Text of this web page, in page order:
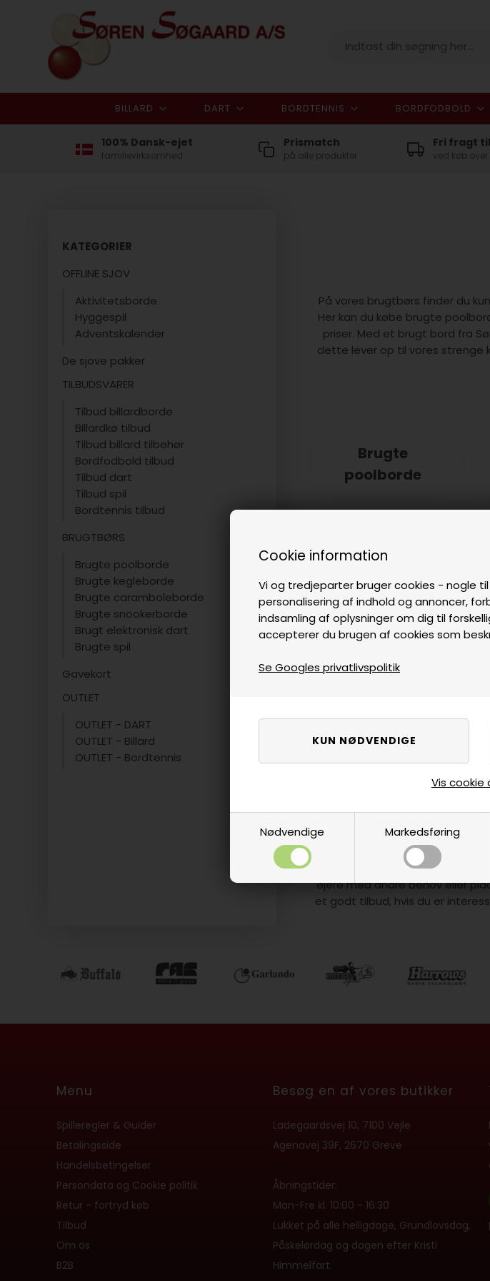
Cookie information
Vi og tredjeparter bruger cookies - nogle
personalisering af indhold og annoncer,
indsamling af oplysninger om dig til
accepterer du brugen af cookies som
Se Googles privatlivspolitik
Nødvendige Markedsføring
Vis cookie
BILLARD DART BORDTENNIS BORDFODBOLD
100% Dansk-ejet
familievirksomhed
Prismatch
på alle produkter
Fri fragt
ved køb over
KATEGORIER
OFFLINE SJOV
Aktivitetsborde
Hyggespil
Adventskalender
De sjove pakker
TILBUDSVARER
Tilbud billardborde
Billardkø tilbud
Tilbud billard tilbehør
Bordfodbold tilbud
Tilbud dart
Tilbud spil
Bordtennis tilbud
BRUGTBØRS
Brugte poolborde
Brugte kegleborde
Brugte caramboleborde
Brugte snookerborde
Brugt elektronisk dart
Brugte spil
Gavekort
OUTLET
OUTLET - DART
OUTLET - Billard
OUTLET - Bordtennis
På vores brugtbørs finder du
Her kan du købe brugte
priser. Med et brugt bord fra
dette lever op til vores strenge
Brugte
poolborde
Vores borde er ikke smid-væk
køber man sig også en
Uanset om du søger et brugt
bord - så
Nogle af vores kvalitets borde
ejere med andre behov eller
et godt tilbud, hvis du er
Menu
Spilleregler & Guider
Betalingsside
Handelsbetingelser
Persondata og Cookie politik
Retur - fortryd køb
Tilbud
Om os
B2B
Besøg en af vores butikker
Ladegaardsvej 10, 7100 Vejle
Agenavej 39F, 2670 Greve
Åbningstider:
Man-Fre kl. 10:00 - 16:30
Lukket på alle helligdage, Grundlovsdag,
Påskelørdag og dagen efter Kristi
Himmelfart.